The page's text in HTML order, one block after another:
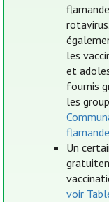
les
et
fournis
les
flamande
Un
voir